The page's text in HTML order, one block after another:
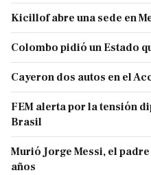
Kicillof abre una sede en
Colombo pidió un Estado
Cayeron dos autos en el
FEM alerta por la tensión
Brasil
Murió Jorge Messi, el
años